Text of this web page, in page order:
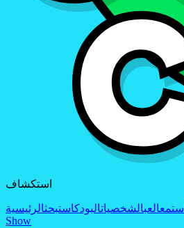
استكشاف
استمعالعبالشخصياتالبودكاستبحثالرئيسية
Show